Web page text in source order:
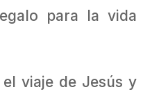
para la vida
viaje de Jesús y